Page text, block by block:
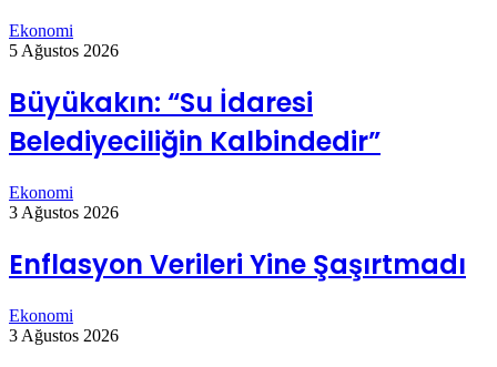
Ekonomi
5 Ağustos 2026
Büyükakın: “Su İdaresi
Belediyeciliğin Kalbindedir”
Ekonomi
3 Ağustos 2026
Enflasyon Verileri Yine Şaşırtmadı
Ekonomi
3 Ağustos 2026